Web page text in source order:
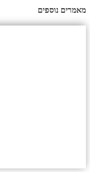
מאמרים נוספים